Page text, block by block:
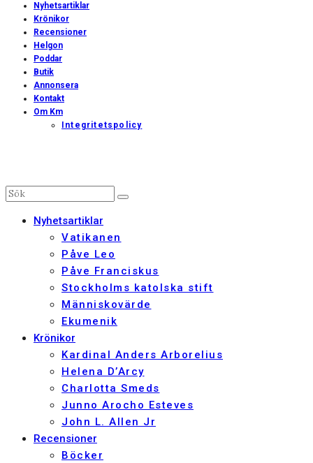
Nyhetsartiklar
Krönikor
Recensioner
Helgon
Poddar
Butik
Annonsera
Kontakt
Om Km
Integritetspolicy
Nyhetsartiklar
Vatikanen
Påve Leo
Påve Franciskus
Stockholms katolska stift
Människovärde
Ekumenik
Krönikor
Kardinal Anders Arborelius
Helena D’Arcy
Charlotta Smeds
Junno Arocho Esteves
John L. Allen Jr
Recensioner
Böcker